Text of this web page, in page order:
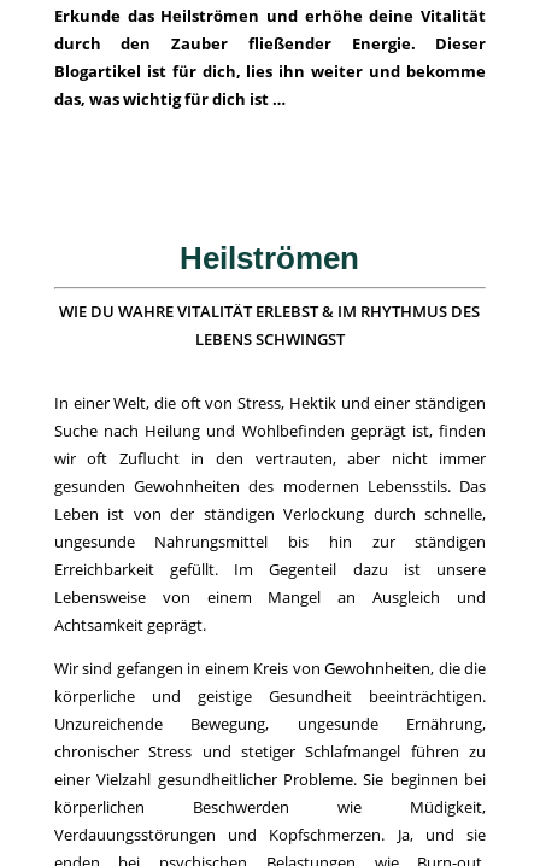
Erkunde das Heilströmen und erhöhe deine Vitalität
durch den Zauber fließender Energie. Dieser
Blogartikel ist für dich, lies ihn weiter und bekomme
das, was wichtig für dich ist …
Heilströmen
WIE DU WAHRE VITALITÄT ERLEBST & IM RHYTHMUS DES
LEBENS SCHWINGST
In einer Welt, die oft von Stress, Hektik und einer ständigen
Suche nach Heilung und Wohlbefinden geprägt ist, finden
wir oft Zuflucht in den vertrauten, aber nicht immer
gesunden Gewohnheiten des modernen Lebensstils. Das
Leben ist von der ständigen Verlockung durch schnelle,
ungesunde Nahrungsmittel bis hin zur ständigen
Erreichbarkeit gefüllt. Im Gegenteil dazu ist unsere
Lebensweise von einem Mangel an Ausgleich und
Achtsamkeit geprägt.
Wir sind gefangen in einem Kreis von Gewohnheiten, die die
körperliche und geistige Gesundheit beeinträchtigen.
Unzureichende Bewegung, ungesunde Ernährung,
chronischer Stress und stetiger Schlafmangel führen zu
einer Vielzahl gesundheitlicher Probleme. Sie beginnen bei
körperlichen Beschwerden wie Müdigkeit,
Verdauungsstörungen und Kopfschmerzen. Ja, und sie